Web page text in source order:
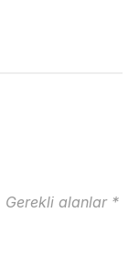
Gerekli alanlar *